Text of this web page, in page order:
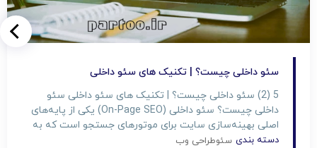
سئو داخلی چیست؟ | تکنیک های سئو داخلی
5 (2) سئو داخلی چیست؟ | تکنیک های سئو داخلی سئو
داخلی چیست؟ سئو داخلی (On-Page SEO) یکی از پایه‌های
اصلی بهینه‌سازی سایت برای موتورهای جستجو است که به
بهبود رتبه سایت در نتایج جستجو کمک می‌کند. اما چرا باید
دسته بندی سئوطراحی وب